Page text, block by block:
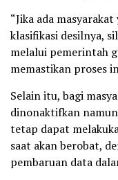
“Jika ada
klasifikasi desilnya,
melalui pemerintah
memastikan proses
Selain itu, bagi
dinonaktifkan
tetap dapat
saat akan berobat,
pembaruan data